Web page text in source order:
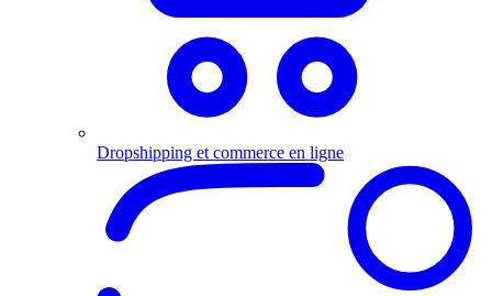
Dropshipping et commerce en ligne